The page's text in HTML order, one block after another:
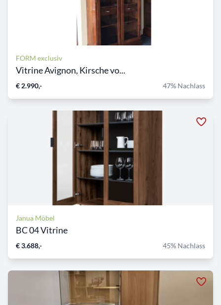
FORM exclusiv
Vitrine Avignon, Kirsche vo...
€ 2.990,- 47% Nachlass
Janua Möbel
BC 04 Vitrine
€ 3.688,- 45% Nachlass